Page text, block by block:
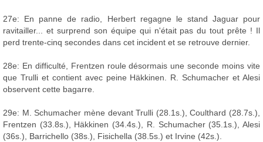
27e: En panne de radio, Herbert regagne le stand Jaguar pour
ravitailler... et surprend son équipe qui n'était pas du tout prête ! Il
perd trente-cinq secondes dans cet incident et se retrouve dernier.
28e: En difficulté, Frentzen roule désormais une seconde moins vite
que Trulli et contient avec peine Häkkinen. R. Schumacher et Alesi
observent cette bagarre.
29e: M. Schumacher mène devant Trulli (28.1s.), Coulthard (28.7s.),
Frentzen (33.8s.), Häkkinen (34.4s.), R. Schumacher (35.1s.), Alesi
(36s.), Barrichello (38s.), Fisichella (38.5s.) et Irvine (42s.).